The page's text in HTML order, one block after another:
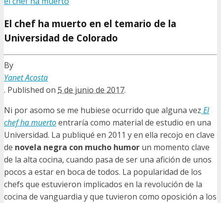
El chef ha muerto en el temario de la
Universidad de Colorado
By
Yanet Acosta
. Published on 5 de junio de 2017.
Ni por asomo se me hubiese ocurrido que alguna vez El
chef ha muertoentraría como material de estudio en una
Universidad. La publiqué en 2011 y en ella recojo en clave
de novela negra con mucho humor un momento clave
de la alta cocina, cuando pasa de ser una afición de unos
pocos a estar en boca de todos. La popularidad de los
chefs que estuvieron implicados en la revolución de la
cocina de vanguardia y que tuvieron como oposición a los